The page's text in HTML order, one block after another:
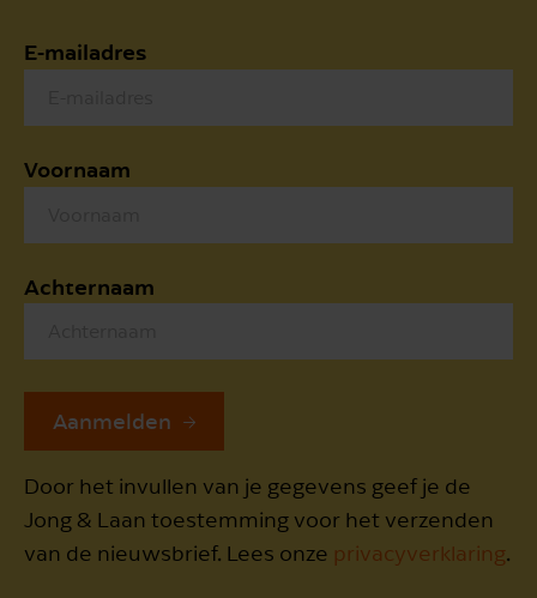
E-mailadres
Voornaam
Achternaam
Aanmelden
Door het invullen van je gegevens geef je de
Jong & Laan toestemming voor het verzenden
van de nieuwsbrief. Lees onze privacyverklaring.